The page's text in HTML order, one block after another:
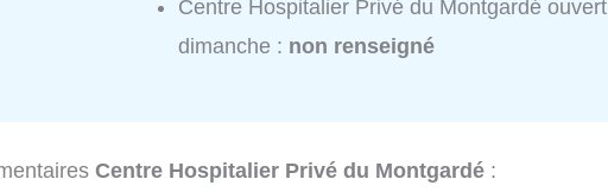
Centre Hospitalier Privé du Montgardé ouvert
dimanche : non renseigné
Centre Hospitalier Privé du Montgardé :